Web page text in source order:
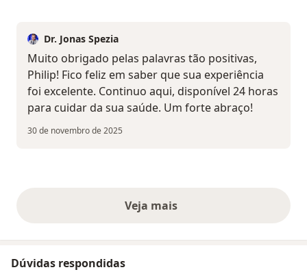
Dr. Jonas Spezia
Muito obrigado pelas palavras tão positivas,
Philip! Fico feliz em saber que sua experiência
foi excelente. Continuo aqui, disponível 24 horas
para cuidar da sua saúde. Um forte abraço!
30 de novembro de 2025
Veja maisopiniões acima
Dúvidas respondidas